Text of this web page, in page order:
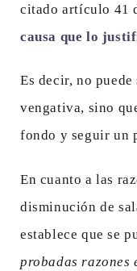
citado artículo 41
causa que lo
Es decir, no
vengativa, sino
fondo y seguir un
En cuanto a las
disminución de
establece que se
probadas razones